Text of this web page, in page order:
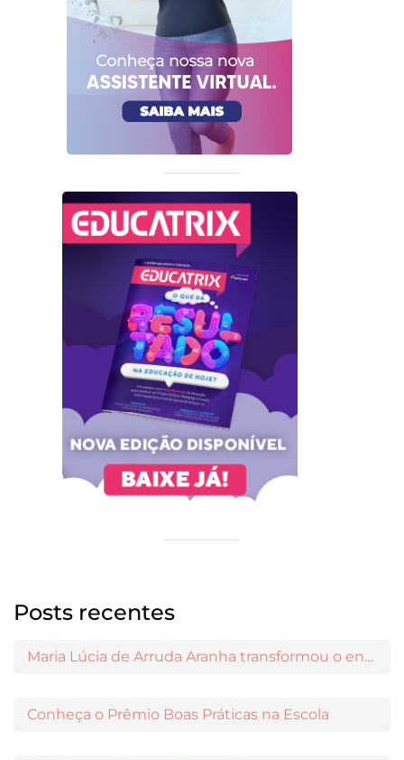
Posts recentes
Maria Lúcia de Arruda Aranha transformou o ensino de Filosofia no Brasil
Conheça o Prêmio Boas Práticas na Escola